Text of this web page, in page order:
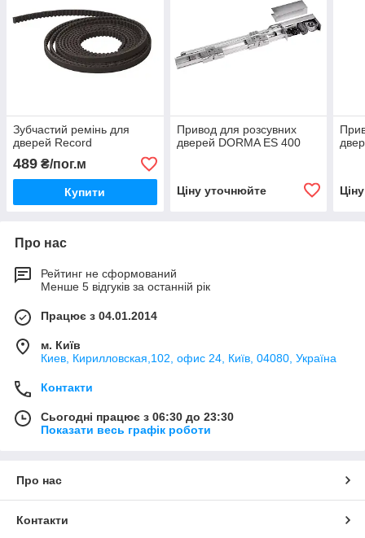
Зубчастий ремінь для
дверей Record
489 ₴/пог.м
Купити
Привод для розсувних
дверей DORMA ES 400
Ціну уточнюйте
Про нас
Рейтинг не сформований
Менше 5 відгуків за останній рік
Працює з 04.01.2014
м. Київ
Киев, Кирилловская,102, офис 24, Київ, 04080, Україна
Контакти
Сьогодні працює з 06:30 до 23:30
Показати весь графік роботи
Про нас
Контакти